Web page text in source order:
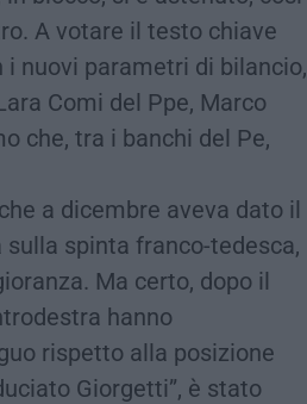
A votare il testo chiave
nuovi parametri di bilancio,
Comi del Ppe, Marco
che, tra i banchi del Pe,
a dicembre aveva dato il
spinta franco-tedesca,
Ma certo, dopo il
hanno
rispetto alla posizione
Giorgetti”, è stato